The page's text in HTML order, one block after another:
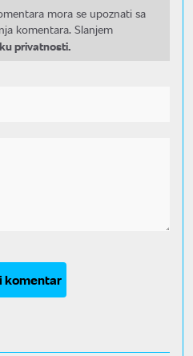
mora se upoznati sa
komentara. Slanjem
privatnosti.
komentar